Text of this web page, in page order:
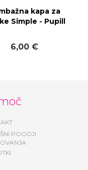
kapa za
Simple - Pupill
6,00 €
POGOJI